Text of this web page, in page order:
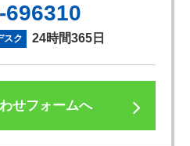
696310
スク 24時間365日
せフォームへ